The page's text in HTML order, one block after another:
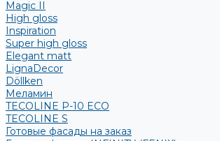
Magic II
High gloss
Inspiration
Super high gloss
Elegant matt
LignaDecor
Döllken
Меламин
TECOLINE P-10 ECO
TECOLINE S
Готовые фасады на заказ